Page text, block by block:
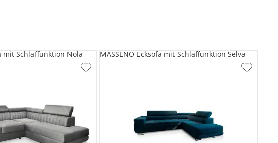
mit Schlaffunktion Nola MASSENO Ecksofa mit Schlaffunktion Selva